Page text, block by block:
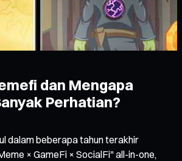
dan Mengapa
Perhatian?
dalam beberapa tahun terakhir
× GameFi × SocialFi" all-in-one,